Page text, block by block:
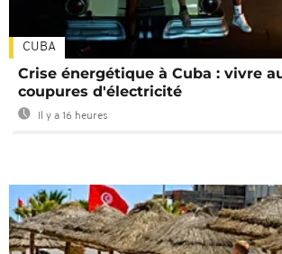
CUBA
Crise énergétique à Cuba : vivre
coupures d'électricité
Il y a 16 heures